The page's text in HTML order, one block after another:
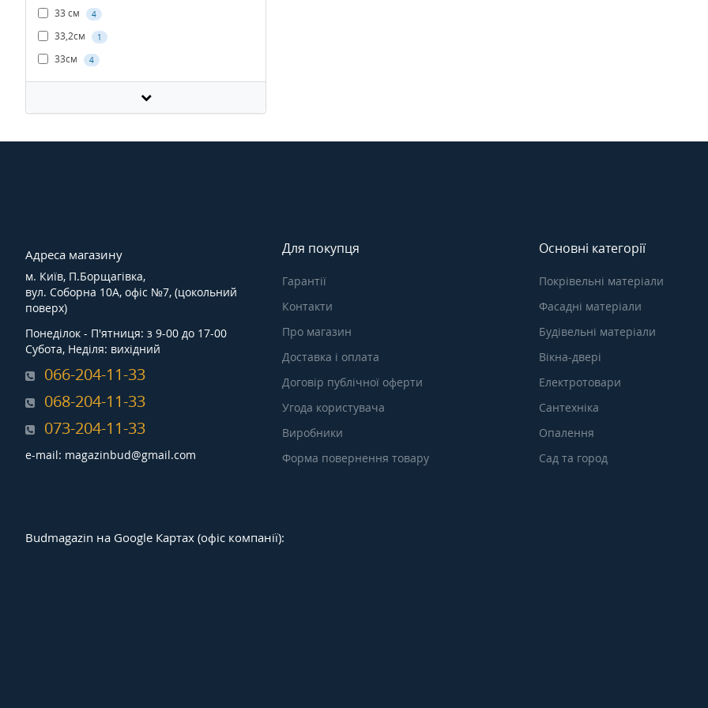
33 см 4
33,2см 1
33см 4
Адреса магазину
м. Київ, П.Борщагівка,
вул. Соборна 10А, офіс №7, (цокольний
поверх)
Понеділок - П'ятниця: з 9-00 до 17-00
Субота, Неділя: вихідний
066-204-11-33
068-204-11-33
073-204-11-33
e-mail: magazinbud@gmail.com
Для покупця
Гарантії
Контакти
Про магазин
Доставка і оплата
Договір публічної оферти
Угода користувача
Виробники
Форма повернення товару
Основні категорії
Покрівельні матеріали
Фасадні матеріали
Будівельні матеріали
Вікна-двері
Електротовари
Сантехніка
Опалення
Сад та город
Budmagazin на Google Картах (офіс компанії):